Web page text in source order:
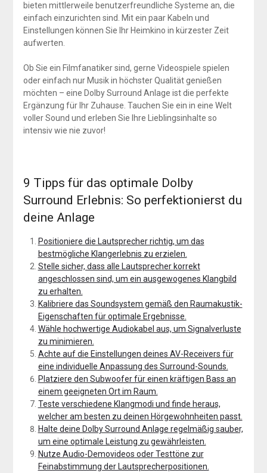
bieten mittlerweile benutzerfreundliche Systeme an, die
einfach einzurichten sind. Mit ein paar Kabeln und
Einstellungen können Sie Ihr Heimkino in kürzester Zeit
aufwerten.
Ob Sie ein Filmfanatiker sind, gerne Videospiele spielen
oder einfach nur Musik in höchster Qualität genießen
möchten – eine Dolby Surround Anlage ist die perfekte
Ergänzung für Ihr Zuhause. Tauchen Sie ein in eine Welt
voller Sound und erleben Sie Ihre Lieblingsinhalte so
intensiv wie nie zuvor!
9 Tipps für das optimale Dolby
Surround Erlebnis: So perfektionierst du
deine Anlage
Positioniere die Lautsprecher richtig, um das
bestmögliche Klangerlebnis zu erzielen.
Stelle sicher, dass alle Lautsprecher korrekt
angeschlossen sind, um ein ausgewogenes Klangbild
zu erhalten.
Kalibriere das Soundsystem gemäß den Raumakustik-
Eigenschaften für optimale Ergebnisse.
Wähle hochwertige Audiokabel aus, um Signalverluste
zu minimieren.
Achte auf die Einstellungen deines AV-Receivers für
eine individuelle Anpassung des Surround-Sounds.
Platziere den Subwoofer für einen kräftigen Bass an
einem geeigneten Ort im Raum.
Teste verschiedene Klangmodi und finde heraus,
welcher am besten zu deinen Hörgewohnheiten passt.
Halte deine Dolby Surround Anlage regelmäßig sauber,
um eine optimale Leistung zu gewährleisten.
Nutze Audio-Demovideos oder Testtöne zur
Feinabstimmung der Lautsprecherpositionen.